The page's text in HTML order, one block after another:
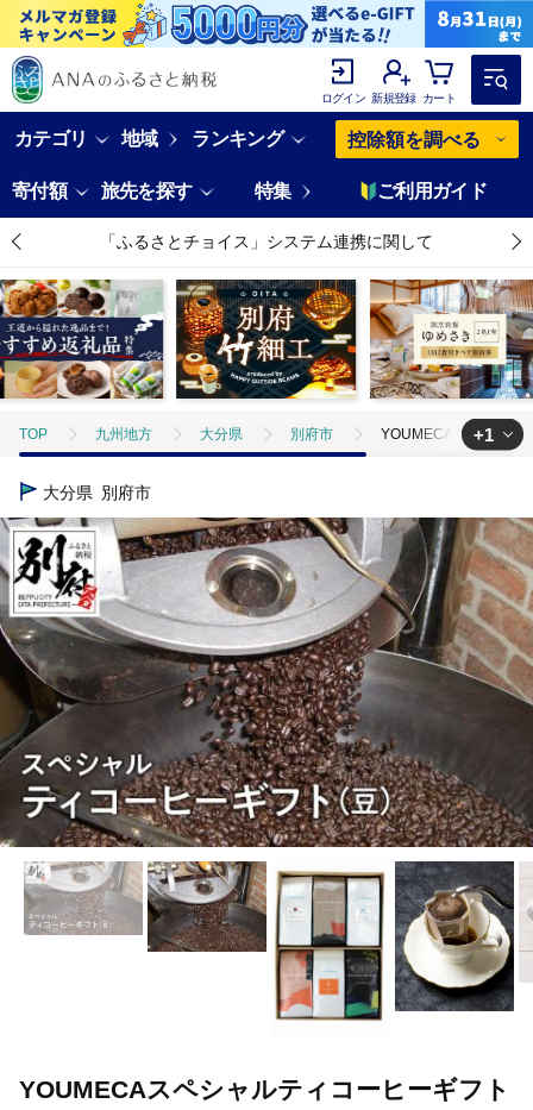
ログイン 新規登録 カート
カテゴリ 地域 ランキング 控除額を調べる
寄付額 旅先を探す 特集 ご利用ガイド
「ふるさとチョイス」システム連携に関して
TOP 九州地方 大分県 別府市 YOUMECAスペシャル
TOP
+1
大分県 別府市
YOUMECAスペシャルティコーヒーギフト